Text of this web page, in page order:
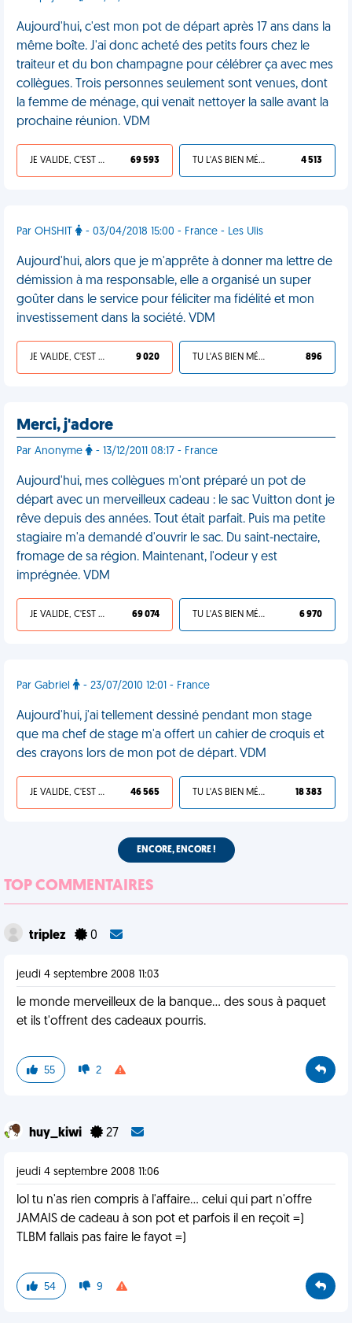
Aujourd'hui, c'est mon pot de départ après 17 ans dans la
même boîte. J'ai donc acheté des petits fours chez le
traiteur et du bon champagne pour célébrer ça avec mes
collègues. Trois personnes seulement sont venues, dont
la femme de ménage, qui venait nettoyer la salle avant la
prochaine réunion. VDM
JE VALIDE, C'EST UNE VDM 69 593 TU L'AS BIEN MÉRITÉ 4 513
Par OHSHIT - 03/04/2018 15:00 - France - Les Ulis
Aujourd'hui, alors que je m'apprête à donner ma lettre de
démission à ma responsable, elle a organisé un super
goûter dans le service pour féliciter ma fidélité et mon
investissement dans la société. VDM
JE VALIDE, C'EST UNE VDM 9 020 TU L'AS BIEN MÉRITÉ 896
Merci, j'adore
Par Anonyme - 13/12/2011 08:17 - France
Aujourd'hui, mes collègues m'ont préparé un pot de
départ avec un merveilleux cadeau : le sac Vuitton dont je
rêve depuis des années. Tout était parfait. Puis ma petite
stagiaire m'a demandé d'ouvrir le sac. Du saint-nectaire,
fromage de sa région. Maintenant, l'odeur y est
imprégnée. VDM
JE VALIDE, C'EST UNE VDM 69 074 TU L'AS BIEN MÉRITÉ 6 970
Par Gabriel - 23/07/2010 12:01 - France
Aujourd'hui, j'ai tellement dessiné pendant mon stage
que ma chef de stage m'a offert un cahier de croquis et
des crayons lors de mon pot de départ. VDM
JE VALIDE, C'EST UNE VDM 46 565 TU L'AS BIEN MÉRITÉ 18 383
ENCORE, ENCORE !
TOP COMMENTAIRES
triplez 0
jeudi 4 septembre 2008 11:03
le monde merveilleux de la banque... des sous à paquet
et ils t'offrent des cadeaux pourris.
55 2
huy_kiwi 27
jeudi 4 septembre 2008 11:06
lol tu n'as rien compris à l'affaire... celui qui part n'offre
JAMAIS de cadeau à son pot et parfois il en reçoit =)
TLBM fallais pas faire le fayot =)
54 9